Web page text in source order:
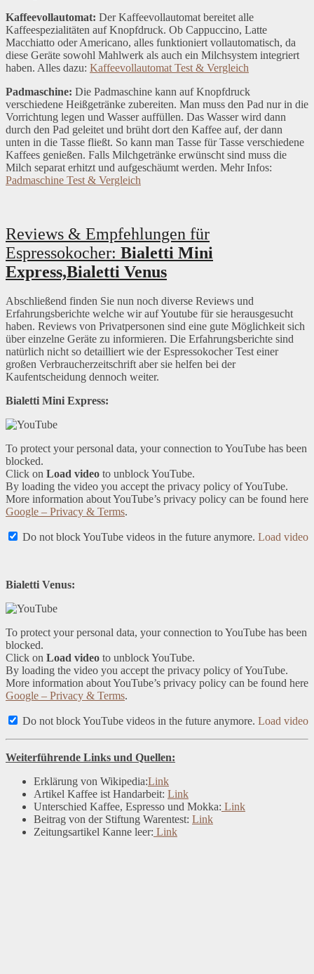
Kaffeevollautomat: Der Kaffeevollautomat bereitet alle
Kaffeespezialitäten auf Knopfdruck. Ob Cappuccino, Latte
Macchiatto oder Americano, alles funktioniert vollautomatisch, da
diese Geräte sowohl Mahlwerk als auch ein Milchsystem integriert
haben. Alles dazu: Kaffeevollautomat Test & Vergleich
Padmaschine: Die Padmaschine kann auf Knopfdruck
verschiedene Heißgetränke zubereiten. Man muss den Pad nur in die
Vorrichtung legen und Wasser auffüllen. Das Wasser wird dann
durch den Pad geleitet und brüht dort den Kaffee auf, der dann
unten in die Tasse fließt. So kann man Tasse für Tasse verschiedene
Kaffees genießen. Falls Milchgetränke erwünscht sind muss die
Milch separat erhitzt und aufgeschäumt werden. Mehr Infos:
Padmaschine Test & Vergleich
Reviews & Empfehlungen für
Espressokocher: Bialetti Mini
Express,Bialetti Venus
Abschließend finden Sie nun noch diverse Reviews und
Erfahrungsberichte welche wir auf Youtube für sie herausgesucht
haben. Reviews von Privatpersonen sind eine gute Möglichkeit sich
über einzelne Geräte zu informieren. Die Erfahrungsberichte sind
natürlich nicht so detailliert wie der Espressokocher Test einer
großen Verbraucherzeitschrift aber sie helfen bei der
Kaufentscheidung dennoch weiter.
Bialetti Mini Express:
To protect your personal data, your connection to YouTube has been
blocked.
Click on Load video to unblock YouTube.
By loading the video you accept the privacy policy of YouTube.
More information about YouTube’s privacy policy can be found here
Google – Privacy & Terms.
Do not block YouTube videos in the future anymore. Load video
Bialetti Venus:
To protect your personal data, your connection to YouTube has been
blocked.
Click on Load video to unblock YouTube.
By loading the video you accept the privacy policy of YouTube.
More information about YouTube’s privacy policy can be found here
Google – Privacy & Terms.
Do not block YouTube videos in the future anymore. Load video
Weiterführende Links und Quellen:
Erklärung von Wikipedia:Link
Artikel Kaffee ist Handarbeit: Link
Unterschied Kaffee, Espresso und Mokka: Link
Beitrag von der Stiftung Warentest: Link
Zeitungsartikel Kanne leer: Link